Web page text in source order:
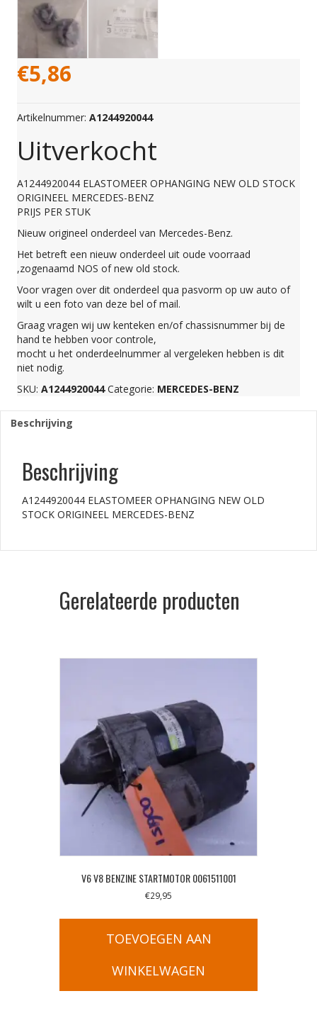
€5,86
Artikelnummer: A1244920044
Uitverkocht
A1244920044 ELASTOMEER OPHANGING NEW OLD STOCK
ORIGINEEL MERCEDES-BENZ
PRIJS PER STUK
Nieuw origineel onderdeel van Mercedes-Benz.
Het betreft een nieuw onderdeel uit oude voorraad
,zogenaamd NOS of new old stock.
Voor vragen over dit onderdeel qua pasvorm op uw auto of
wilt u een foto van deze bel of mail.
Graag vragen wij uw kenteken en/of chassisnummer bij de
hand te hebben voor controle,
mocht u het onderdeelnummer al vergeleken hebben is dit
niet nodig.
SKU: A1244920044 Categorie: MERCEDES-BENZ
Beschrijving
Beschrijving
A1244920044 ELASTOMEER OPHANGING NEW OLD
STOCK ORIGINEEL MERCEDES-BENZ
Gerelateerde producten
V6 V8 BENZINE STARTMOTOR 0061511001
€29,95
TOEVOEGEN AAN
WINKELWAGEN